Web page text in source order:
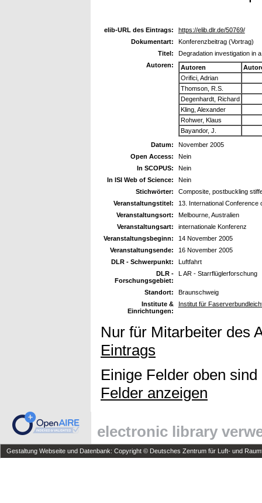
elib-URL des Eintrags:
https://elib.dlr.de/50769/
Dokumentart:
Konferenzbeitrag (Vortrag)
Titel:
Degradation investigation in
Autoren:
Autoren
Orifici, Adrian
Thomson, R.S.
Degenhardt, Richard
Kling, Alexander
Rohwer, Klaus
Bayandor, J.
Datum:
November 2005
Open Access:
Nein
In SCOPUS:
Nein
In ISI Web of Science:
Nein
Stichwörter:
Composite, postbuckling
Veranstaltungstitel:
13. International Conference
Veranstaltungsort:
Melbourne, Australien
Veranstaltungsart:
internationale Konferenz
Veranstaltungsbeginn:
14 November 2005
Veranstaltungsende:
16 November 2005
DLR - Schwerpunkt:
Luftfahrt
DLR -
Forschungsgebiet:
L AR - Starrflüglerforschung
Standort:
Braunschweig
Institute &
Einrichtungen:
Institut für
Nur für Mitarbeiter des
Eintrags
Einige Felder oben
Felder anzeigen
electronic library
Gestaltung Webseite und Datenbank: Copyright © Deutsches Zentrum für Luft- und